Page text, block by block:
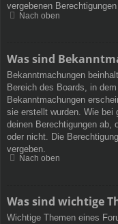
vergebenen
Nach oben
Was sind
Bekanntmachungen
Bereich des Boards, in
Bekanntmachungen
sie erstellt wurden. Wie bei
deinen Berechtigungen ab,
oder nicht. Die
vergeben.
Nach oben
Was sind wichtige
Wichtige Themen eines